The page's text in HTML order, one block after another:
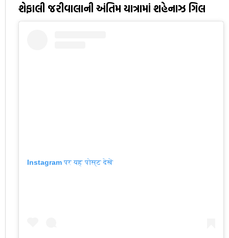
શેફાલી જરીવાલાની અંતિમ યાત્રામાં શહેનાઝ ગિલ
Instagram पर यह पोस्ट देखें